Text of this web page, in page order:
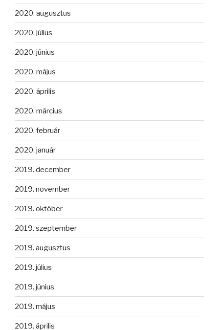
2020. augusztus
2020. július
2020. június
2020. május
2020. április
2020. március
2020. február
2020. január
2019. december
2019. november
2019. október
2019. szeptember
2019. augusztus
2019. július
2019. június
2019. május
2019. április